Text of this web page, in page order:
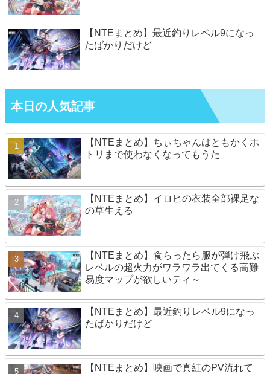
【NTEまとめ】最近釣りレベル9になっ
たばかりだけど
本日の人気記事
【NTEまとめ】ちぃちゃんはともかくホ
トリまで使わなくなってもうた
【NTEまとめ】イロヒの衣装全部裸足な
の草生える
【NTEまとめ】食らったら服が弾け飛ぶ
レベルの超火力がワラワラ出てくる高難
易度マップが欲しいティ～
【NTEまとめ】最近釣りレベル9になっ
たばかりだけど
【NTEまとめ】映画で真紅のPV流れて